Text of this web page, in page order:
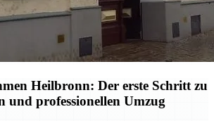
Heilbronn: Der erste Schritt zu
und professionellen Umzug